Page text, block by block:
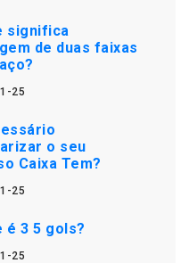
significa
de duas faixas
25
o seu
Caixa Tem?
25
é 3 5 gols?
25